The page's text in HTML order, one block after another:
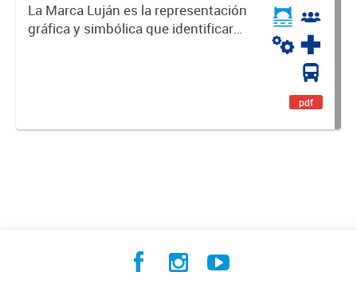
La Marca Luján es la representación
gráfica y simbólica que identificará
pdf